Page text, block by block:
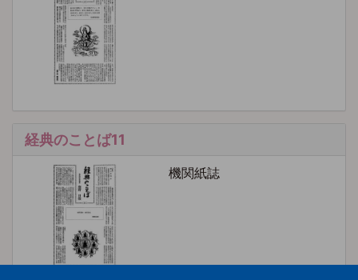
経典のことば11
機関紙誌